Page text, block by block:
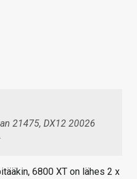
21475, DX12 20026
6800 XT on lähes 2 x